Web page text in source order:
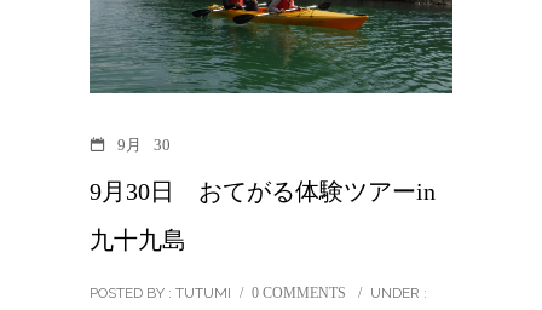
9月 30
9月30日 おてがる体験ツアーin
九十九島
POSTED BY : TUTUMI / 0 COMMENTS / UNDER :